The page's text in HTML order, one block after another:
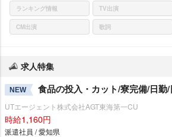
ランキング情報 TV出演
CM出演 歌詞
求人特集
NEW 食品の投入・カット/寮完備/日勤
UTエージェント株式会社AGT東海第一CU
時給1,160円
派遣社員 / 愛知県